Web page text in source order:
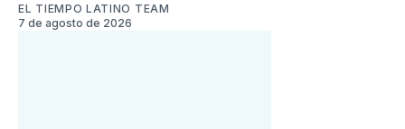
EL TIEMPO LATINO TEAM
7 de agosto de 2026